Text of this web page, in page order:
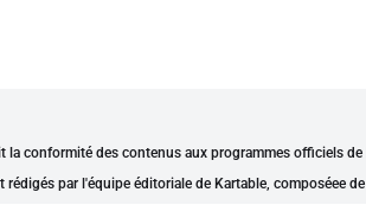
la conformité des contenus aux programmes officiels
rédigés par l'équipe éditoriale de Kartable, composéee